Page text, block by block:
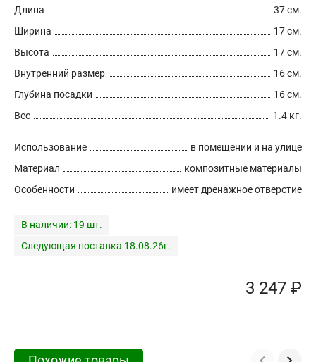
37 см.
Длина
17 см.
Ширина
17 см.
Высота
16 см.
Внутренний размер
16 см.
Глубина посадки
1.4 кг.
Вес
в помещении и на улице
Использование
композитные материалы
Материал
имеет дренажное отверстие
Особенности
В наличии: 19 шт.
Следующая поставка 18.08.26г.
3 247 ₽